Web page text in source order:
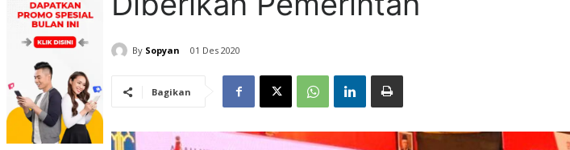
By Sopyan 01 Des 2020
Bagikan